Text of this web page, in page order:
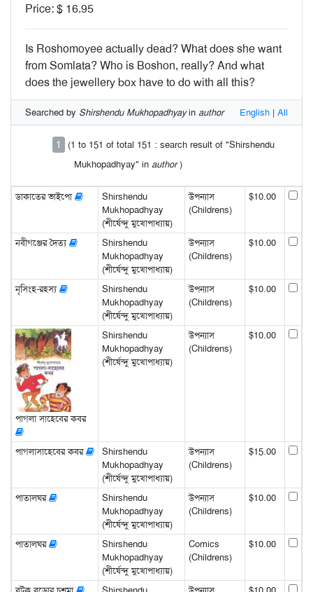
Price: $ 16.95
Is Roshomoyee actually dead? What does she want
from Somlata? Who is Boshon, really? And what
does the jewellery box have to do with all this?
Searched by Shirshendu Mukhopadhyayin author English | All
1
(1 to 151 of total 151 : search result of "Shirshendu
Mukhopadhyay" in author)
ডাকাতের ভাইপো
Shirshendu
Mukhopadhyay
(শীর্ষেন্দু মুখোপাধ্যায়)
উপন্যাস
(Childrens)
$10.00
নবীগঞ্জের দৈত্য
Shirshendu
Mukhopadhyay
(শীর্ষেন্দু মুখোপাধ্যায়)
উপন্যাস
(Childrens)
$10.00
নৃসিংহ-রহস্য
Shirshendu
Mukhopadhyay
(শীর্ষেন্দু মুখোপাধ্যায়)
উপন্যাস
(Childrens)
$10.00
পাগলা সাহেবের কবর
Shirshendu
Mukhopadhyay
(শীর্ষেন্দু মুখোপাধ্যায়)
উপন্যাস
(Childrens)
$10.00
পাগলাসাহেবের কবর
Shirshendu
Mukhopadhyay
(শীর্ষেন্দু মুখোপাধ্যায়)
উপন্যাস
(Childrens)
$15.00
পাতালঘর
Shirshendu
Mukhopadhyay
(শীর্ষেন্দু মুখোপাধ্যায়)
উপন্যাস
(Childrens)
$10.00
পাতালঘর
Shirshendu
Mukhopadhyay
(শীর্ষেন্দু মুখোপাধ্যায়)
Comics
(Childrens)
$10.00